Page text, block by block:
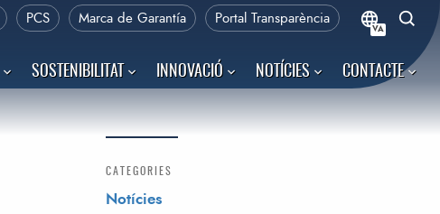
PCS Marca de Garantía Portal Transparència
VA
SOSTENIBILITAT INNOVACIÓ NOTÍCIES CONTACTE
CATEGORIES
Notícies